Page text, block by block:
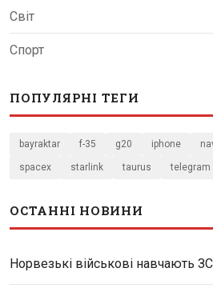
Світ
Спорт
ПОПУЛЯРНІ ТЕГИ
bayraktar f-35 g20 iphone
spacex starlink taurus telegram
ОСТАННІ НОВИНИ
Норвезькі військові навчають